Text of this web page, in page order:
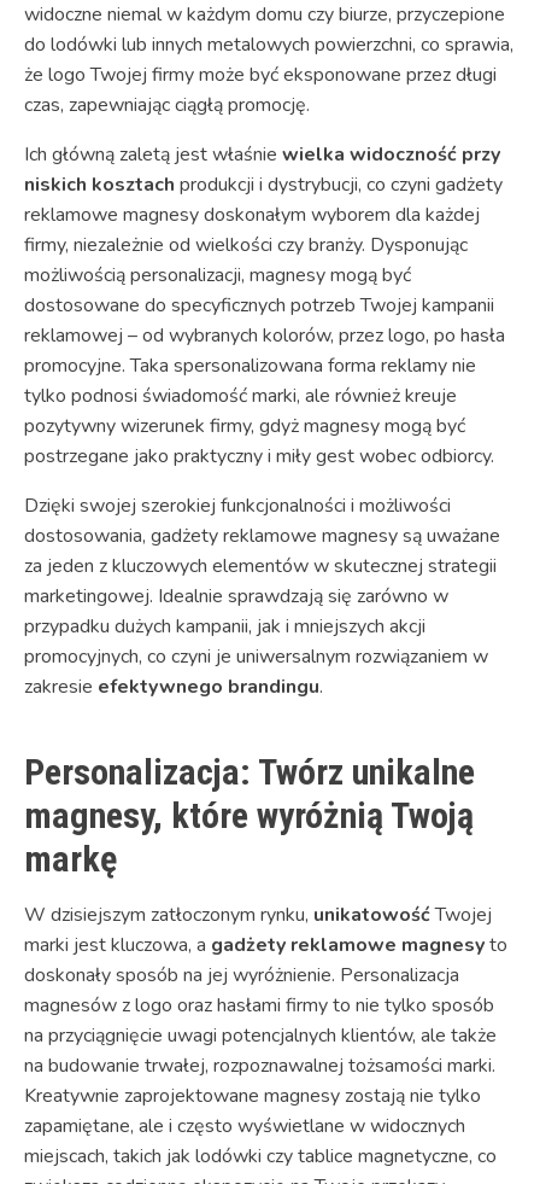
widoczne niemal w każdym domu czy biurze, przyczepione
do lodówki lub innych metalowych powierzchni, co sprawia,
że logo Twojej firmy może być eksponowane przez długi
czas, zapewniając ciągłą promocję.
Ich główną zaletą jest właśnie wielka widoczność przy
niskich kosztach produkcji i dystrybucji, co czyni gadżety
reklamowe magnesy doskonałym wyborem dla każdej
firmy, niezależnie od wielkości czy branży. Dysponując
możliwością personalizacji, magnesy mogą być
dostosowane do specyficznych potrzeb Twojej kampanii
reklamowej – od wybranych kolorów, przez logo, po hasła
promocyjne. Taka spersonalizowana forma reklamy nie
tylko podnosi świadomość marki, ale również kreuje
pozytywny wizerunek firmy, gdyż magnesy mogą być
postrzegane jako praktyczny i miły gest wobec odbiorcy.
Dzięki swojej szerokiej funkcjonalności i możliwości
dostosowania, gadżety reklamowe magnesy są uważane
za jeden z kluczowych elementów w skutecznej strategii
marketingowej. Idealnie sprawdzają się zarówno w
przypadku dużych kampanii, jak i mniejszych akcji
promocyjnych, co czyni je uniwersalnym rozwiązaniem w
zakresie efektywnego brandingu.
Personalizacja: Twórz unikalne
magnesy, które wyróżnią Twoją
markę
W dzisiejszym zatłoczonym rynku, unikatowośćTwojej
marki jest kluczowa, a gadżety reklamowe magnesyto
doskonały sposób na jej wyróżnienie. Personalizacja
magnesów z logo oraz hasłami firmy to nie tylko sposób
na przyciągnięcie uwagi potencjalnych klientów, ale także
na budowanie trwałej, rozpoznawalnej tożsamości marki.
Kreatywnie zaprojektowane magnesy zostają nie tylko
zapamiętane, ale i często wyświetlane w widocznych
miejscach, takich jak lodówki czy tablice magnetyczne, co